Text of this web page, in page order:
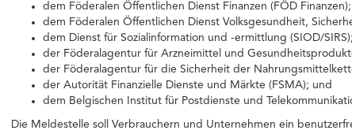
dem Föderalen Öffentlichen Dienst Finanzen (FÖD Finanzen);
dem Föderalen Öffentlichen Dienst Volksgesundheit,
dem Dienst für Sozialinformation und -ermittlung (SIOD/SIRS);
der Föderalagentur für Arzneimittel und
der Föderalagentur für die Sicherheit der
der Autorität Finanzielle Dienste und Märkte (FSMA); und
dem Belgischen Institut für Postdienste und
Die Meldestelle soll Verbrauchern und Unternehmen ein